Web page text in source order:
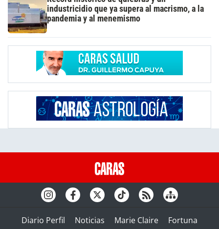
industricidio que ya supera al macrismo, a la
pandemia y al menemismo
Diario Perfil Noticias Marie Claire
Fortuna